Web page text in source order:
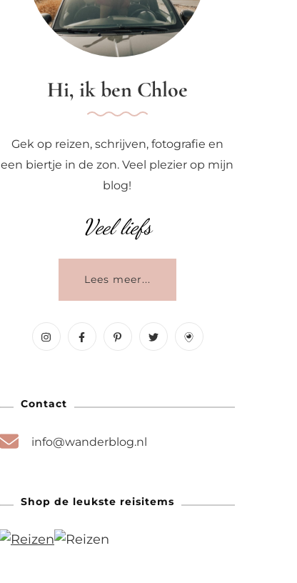
Hi, ik ben Chloe
Gek op reizen, schrijven, fotografie en
een biertje in de zon. Veel plezier op mijn
blog!
Veel liefs
Lees meer...
Contact
info@wanderblog.nl
Shop de leukste reisitems